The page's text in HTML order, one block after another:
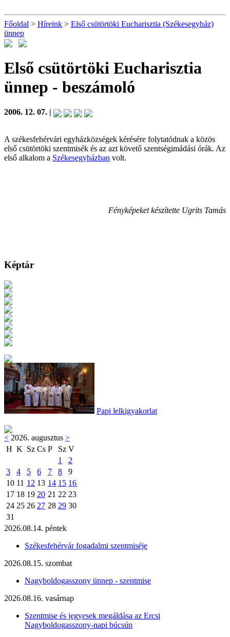
Főoldal > Híreink > Első csütörtöki Eucharisztia (Székesegyház)
ünnep
Első csütörtöki Eucharisztia
ünnep - beszámoló
2006. 12. 07. |
A székesfehérvári egyházközségek kérésére folytatódnak a közös
első csütörtöki szentmisék és az azt követő szentségimádási órák. Az
első alkalom a Székesegyházban volt.
Fényképeket készítette Ugrits Tamás
Képtár
Papi lelkigyakorlat
< 2026. augusztus >
H K Sz Cs P Sz V
1
2
3
4 5 6 7 8
9
10 11 12 13 14 15 16
17 18 19 20 21 22 23
24 25 26 27 28 29 30
31
2026.08.14. péntek
Székesfehérvár fogadalmi szentmiséje
2026.08.15. szombat
Nagyboldogasszony ünnep - szentmise
2026.08.16. vasárnap
Szentmise és jegyesek megáldása az Ercsi
Nagyboldogasszony-napi búcsún